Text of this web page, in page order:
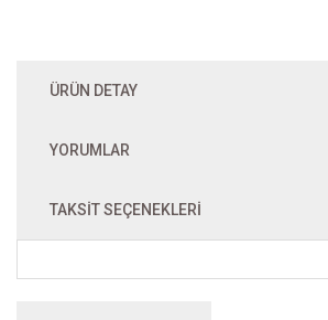
ÜRÜN DETAY
YORUMLAR
TAKSIT SEÇENEKLERI